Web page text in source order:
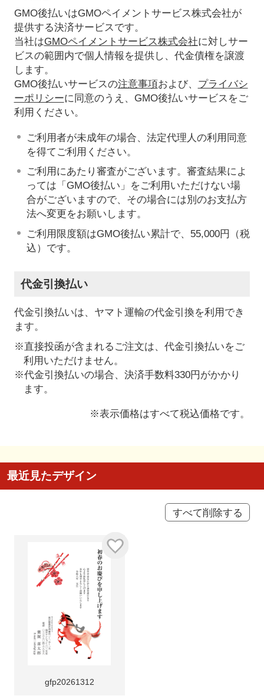
GMO後払いはGMOペイメントサービス株式会社が
提供する決済サービスです。
当社はGMOペイメントサービス株式会社に対しサー
ビスの範囲内で個人情報を提供し、代金債権を譲渡
します。
GMO後払いサービスの注意事項および、 プライバシ
ーポリシーに同意のうえ、GMO後払いサービスをご
利用ください。
ご利用者が未成年の場合、法定代理人の利用同意
を得てご利用ください。
ご利用にあたり審査がございます。審査結果によ
っては「GMO後払い」をご利用いただけない場
合がございますので、その場合には別のお支払方
法へ変更をお願いします。
ご利用限度額はGMO後払い累計で、55,000円（税
込）です。
代金引換払い
代金引換払いは、ヤマト運輸の代金引換を利用でき
ます。
※直接投函が含まれるご注文は、代金引換払いをご
利用いただけません。
※代金引換払いの場合、決済手数料330円がかかり
ます。
※表示価格はすべて税込価格です。
最近見たデザイン
すべて削除する
gfp20261312